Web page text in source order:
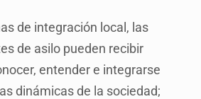
de integración local, las
de asilo pueden recibir
entender e integrarse
dinámicas de la sociedad;